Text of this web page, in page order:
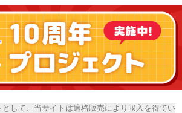
して、当サイトは適格販売により収入を得てい